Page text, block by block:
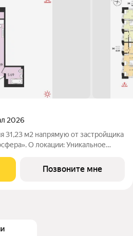
2026
31,23 м2 напрямую от застройщика
О локации: Уникальное
и транспортным артериям
удалении
Позвоните мне